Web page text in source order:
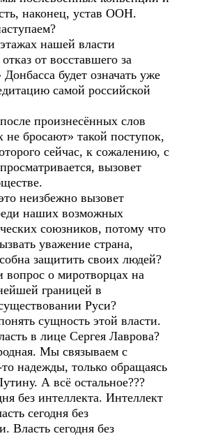
наконец, устав ООН.
нашей власти
от восставшего за
Донбасса будет означать уже
самой российской
произнесённых слов
не бросают» такой поступок,
сейчас, к сожалению, с
вызовет
неизбежно вызовет
наших возможных
союзников, потому что
уважение страна,
защитить своих людей?
о миротворцах на
границей в
Руси?
сущность этой власти.
в лице Сергея Лаврова?
Мы связываем с
надежды, только обращаясь
А всё остальное???
без интеллекта. Интеллект
сегодня без
Власть сегодня без